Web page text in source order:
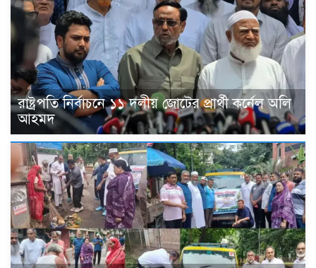
রাষ্ট্রপতি নির্বাচনে ১১ দলীয় জোটের প্রার্থী কর্নেল অলি
আহমদ